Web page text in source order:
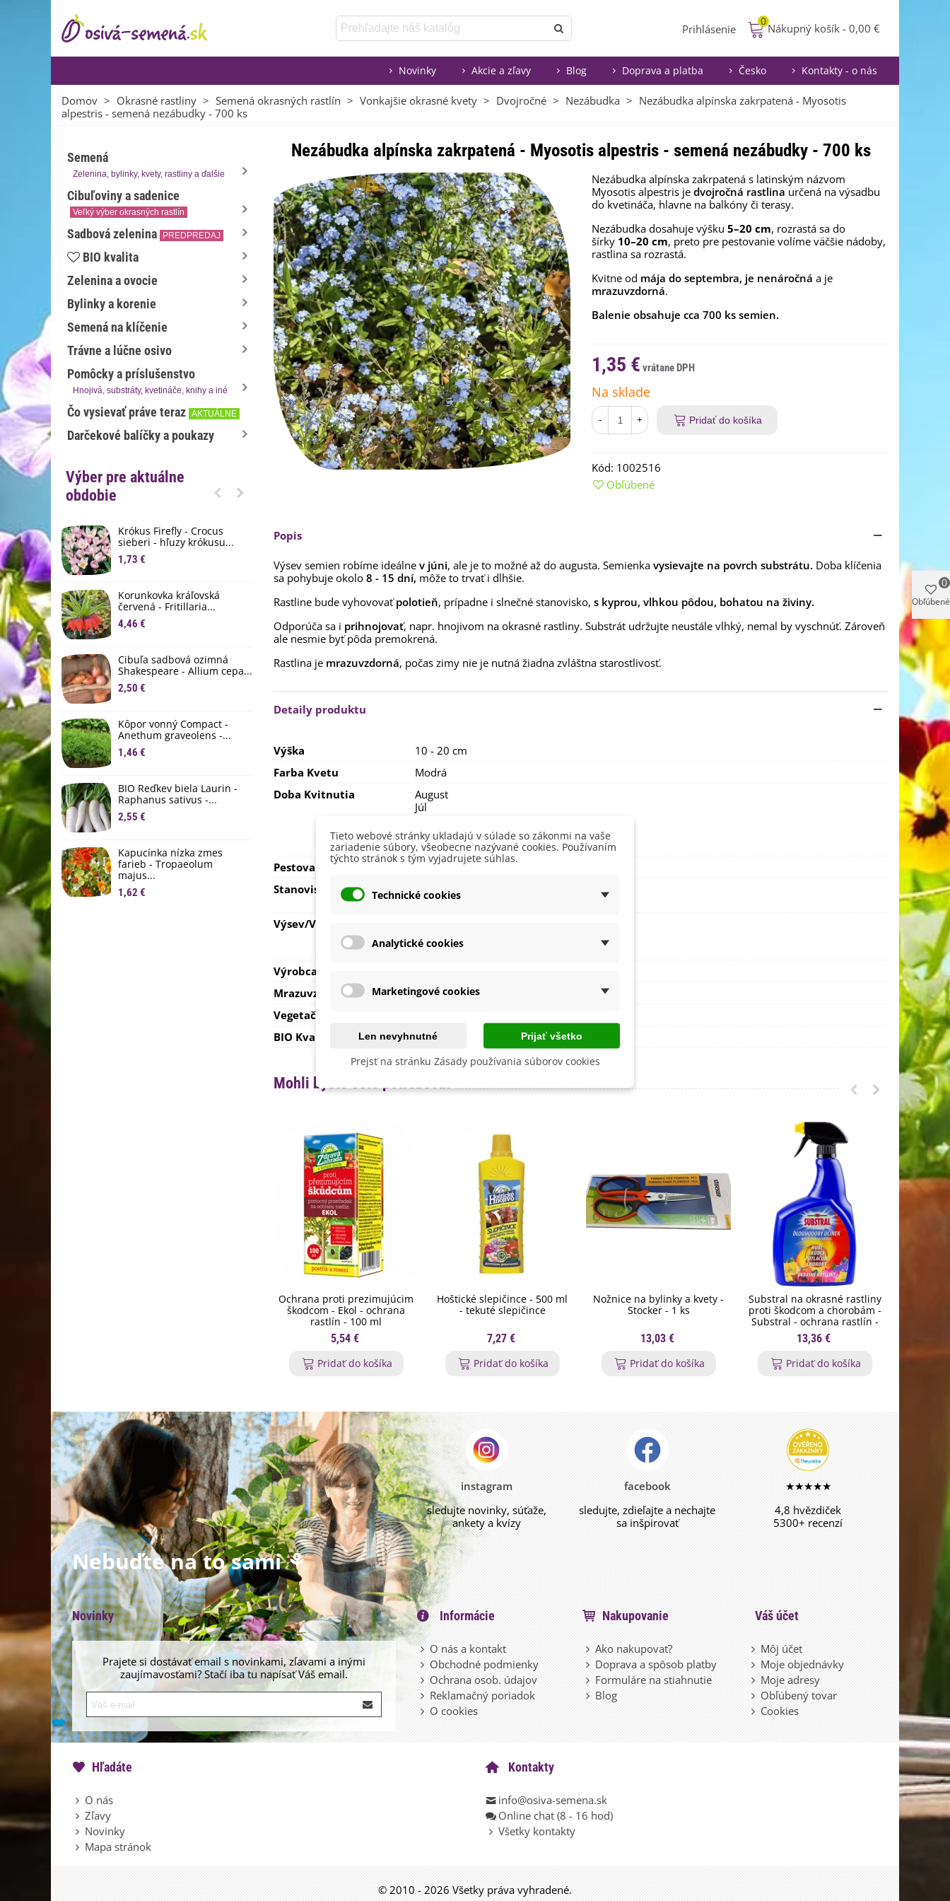
Prihlásenie
0
Nákupný košík - 0,00 €
Novinky Akcie a zľavy Blog Doprava a platba Česko Kontakty - o nás
Domov > Okrasné rastliny > Semená okrasných rastlín > Vonkajšie okrasné kvety > Dvojročné > Nezábudka > Nezábudka alpínska zakrpatená - Myosotis
alpestris - semená nezábudky - 700 ks
Semená
Zelenina, bylinky, kvety, rastliny a ďalšie
Cibuľoviny a sadenice
Veľký výber okrasných rastlín
Sadbová zelenina PREDPREDAJ
BIO kvalita
Zelenina a ovocie
Bylinky a korenie
Semená na klíčenie
Trávne a lúčne osivo
Pomôcky a príslušenstvo
Hnojivá, substráty, kvetináče, knihy a iné
Čo vysievať práve teraz AKTUÁLNE
Darčekové balíčky a poukazy
Výber pre aktuálne
obdobie
Krókus Firefly - Crocus
sieberi - hľuzy krókusu...
1,73 €
Korunkovka kráľovská
červená - Fritillaria...
4,46 €
Cibuľa sadbová ozimná
Shakespeare - Allium cepa...
2,50 €
Kôpor vonný Compact -
Anethum graveolens -...
1,46 €
BIO Reďkev biela Laurin -
Raphanus sativus -...
2,55 €
Kapucínka nízka zmes
farieb - Tropaeolum
majus...
1,62 €
8,68 €
Kuchynské bylinky na malú
plochu - výsevný disk...
Mrkva neskorá Cidera -
1,53 €
Ľalia Canova - Lilium -
cibuľoviny - 1 ks
Begónia plnokvetá žltá -
2,69 €
Eukalyptus Baby Blue -
Blahovičník - Eukalyptus...
4,08 €
Nezábudka alpínska zakrpatená - Myosotis alpestris - semená nezábudky - 700 ks
Nezábudka alpínska zakrpatená s latinským názvom
Myosotis alpestris je dvojročná rastlina určená na výsadbu
do kvetináča, hlavne na balkóny či terasy.
Nezábudka dosahuje výšku 5–20 cm, rozrastá sa do
šírky 10–20 cm, preto pre pestovanie volíme väčšie nádoby,
rastlina sa rozrastá.
Kvitne od mája do septembra, je nenáročná a je
mrazuvzdorná.
Balenie obsahuje cca 700 ks semien.
1,35 €
Na sklade
- + Pridať do košíka
Kód: 1002516
Obľúbené
Popis
Výsev semien robíme ideálne v júni, ale je to možné až do augusta. Semienka vysievajte na povrch substrátu. Doba klíčenia
sa pohybuje okolo 8 - 15 dní, môže to trvať i dlhšie.
Rastline bude vyhovovaťpolotieň, prípadne i slnečné stanovisko, s kyprou, vlhkou pôdou, bohatou na živiny.
Odporúča sa i prihnojovať, napr. hnojivom na okrasné rastliny. Substrát udržujte neustále vlhký, nemal by vyschnúť. Zároveň
ale nesmie byť pôda premokrená.
Rastlina je mrazuvzdorná, počas zimy nie je nutná žiadna zvláštna starostlivosť.
Detaily produktu
Výška
10 - 20 cm
Farba Kvetu
Modrá
Doba Kvitnutia
August
Júl
Máj
September
Pestovanie
V exteriéri - vonku
Stanovisko
Polotienisté
Slnečné
Výsev/výsadba
Júl
Jún
Výrobca
Mrazuvzdornosť
Áno
Vegetačné Obdobie
BIO Kvalita
Nie
Mohli byste ešte potrebovať
Ochrana proti prezimujúcim
škodcom - Ekol - ochrana
rastlín - 100 ml
5,54 €
Pridať do košíka
Hoštické slepičince - 500 ml
- tekuté slepičince
7,27 €
Pridať do košíka
Nožnice na bylinky a kvety -
Stocker - 1 ks
13,03 €
Pridať do košíka
Substral na okrasné rastliny
proti škodcom a chorobám -
Substral - ochrana rastlín -
800 ml
13,36 €
Pridať do košíka
Nebuďte na to sami ⚘
instagram
sledujte novinky, súťaže,
ankety a kvízy
facebook
sledujte, zdieľajte a nechajte
sa inšpirovať
★★★★★
4,8 hvězdiček
5300+ recenzí
Novinky
Prajete si dostávať email s novinkami, zľavami a inými
zaujímavosťami? Stačí iba tu napísať Váš email.
Informácie
O nás a kontakt
Obchodné podmienky
Ochrana osob. údajov
Reklamačný poriadok
O cookies
Nakupovanie
Ako nakupovať?
Doprava a spôsob platby
Formuláre na stiahnutie
Blog
Váš účet
Môj účet
Moje objednávky
Moje adresy
Obľúbený tovar
Cookies
Hľadáte
O nás
Zľavy
Novinky
Mapa stránok
Kontakty
info@osiva-semena.sk
Online chat (8 - 16 hod)
Všetky kontakty
© 2010 - 2026 Všetky práva vyhradené.
Obľúbené
0
Tieto webové stránky ukladajú v súlade so zákonmi na vaše
zariadenie súbory, všeobecne nazývané cookies. Používaním
týchto stránok s tým vyjadrujete súhlas.
Technické cookies
Analytické cookies
Marketingové cookies
Len nevyhnutné Prijať všetko
Prejsť na stránku Zásady používania súborov cookies